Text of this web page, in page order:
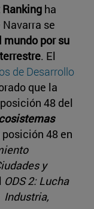
ha
se
mundo por su
. El
de Desarrollo
que la
48 del
48 en
y
ODS 2: Lucha
Industria,